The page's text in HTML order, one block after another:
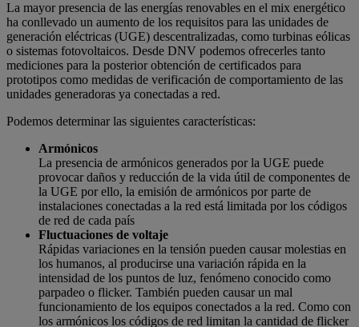
La mayor presencia de las energías renovables en el mix energético
ha conllevado un aumento de los requisitos para las unidades de
generación eléctricas (UGE) descentralizadas, como turbinas eólicas
o sistemas fotovoltaicos. Desde DNV podemos ofrecerles tanto
mediciones para la posterior obtención de certificados para
prototipos como medidas de verificación de comportamiento de las
unidades generadoras ya conectadas a red.
Podemos determinar las siguientes características:
Armónicos
La presencia de armónicos generados por la UGE puede
provocar daños y reducción de la vida útil de componentes de
la UGE por ello, la emisión de armónicos por parte de
instalaciones conectadas a la red está limitada por los códigos
de red de cada país
Fluctuaciones de voltaje
Rápidas variaciones en la tensión pueden causar molestias en
los humanos, al producirse una variación rápida en la
intensidad de los puntos de luz, fenómeno conocido como
parpadeo o flicker. También pueden causar un mal
funcionamiento de los equipos conectados a la red. Como con
los armónicos los códigos de red limitan la cantidad de flicker